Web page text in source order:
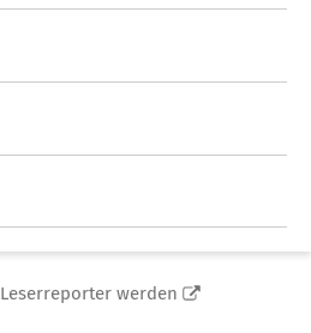
Leserreporter werden